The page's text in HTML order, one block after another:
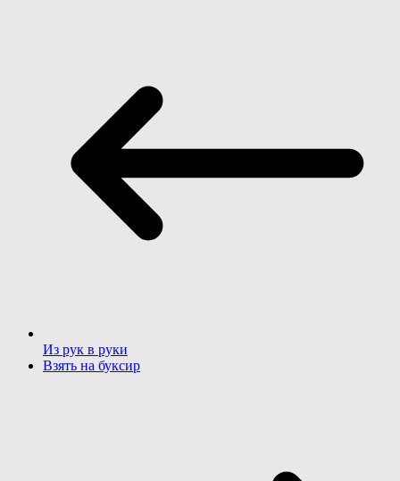
Из рук в руки
Взять на буксир